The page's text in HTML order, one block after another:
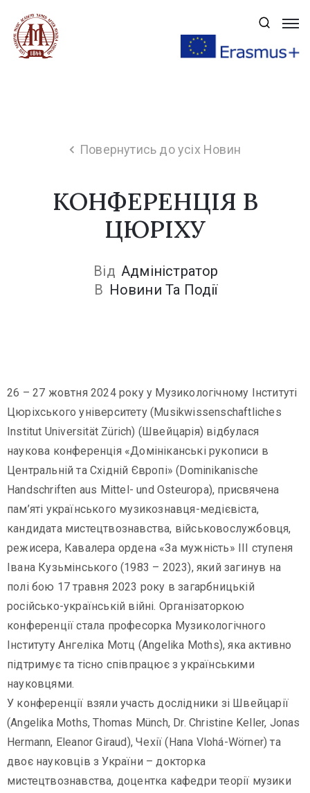
Академію
+38
(032)
259
07
52
ldma@mail.lviv.ua
Політика
конфіденційності
Умови
користування
Повернутись до усіх Новин
КОНФЕРЕНЦІЯ В
ЦЮРІХУ
Від Адміністратор
В Новини Та Події
26 – 27 жовтня 2024 року у Музикологічному Інституті
Цюріхського університету (Musikwissenschaftliches
Institut Universität Zürich) (Швейцарія) відбулася
наукова конференція «Домініканські рукописи в
Центральній та Східній Європі» (Dominikanische
Handschriften aus Mittel- und Osteuropa), присвячена
пам’яті українського музикознавця-медієвіста,
кандидата мистецтвознавства, військовослужбовця,
режисера, Кавалера ордена «За мужність» III ступеня
Івана Кузьмінського (1983 – 2023), який загинув на
полі бою 17 травня 2023 року в загарбницькій
російсько-українській війні. Організаторкою
конференції стала професорка Музикологічного
Інституту Ангеліка Мотц (Angelika Moths), яка активно
підтримує та тісно співпрацює з українськими
науковцями.
У конференції взяли участь дослідники зі Швейцарії
(Angelika Moths, Thomas Münch, Dr. Christine Keller, Jonas
Hermann, Eleanor Giraud), Чехії (Hana Vlohá-Wörner) та
двоє науковців з України – докторка
мистецтвознавства, доцентка кафедри теорії музики